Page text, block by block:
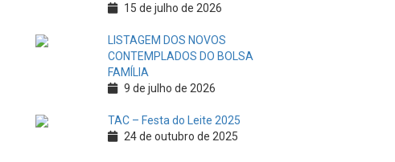
15 de julho de 2026
LISTAGEM DOS NOVOS
CONTEMPLADOS DO BOLSA
FAMÍLIA
9 de julho de 2026
TAC – Festa do Leite 2025
24 de outubro de 2025